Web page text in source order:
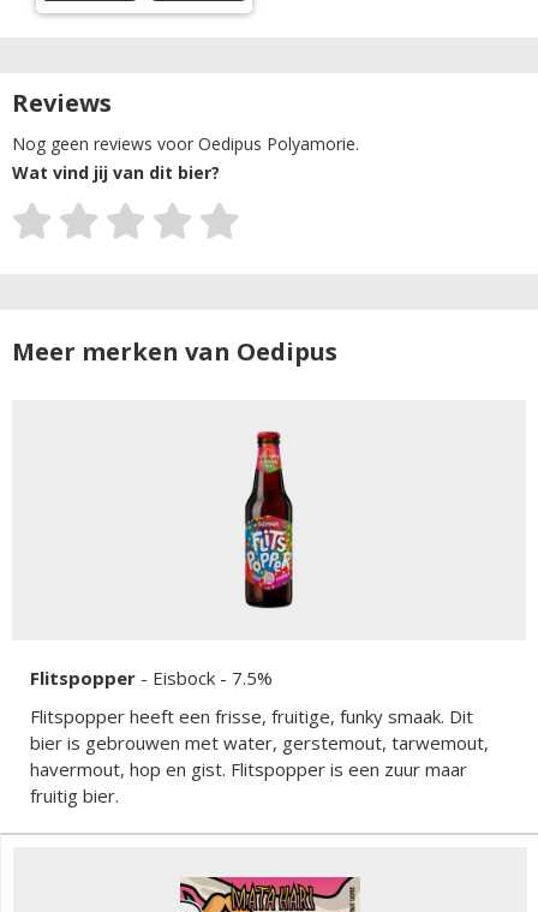
Reviews
Nog geen reviews voor Oedipus Polyamorie.
Wat vind jij van dit bier?
Meer merken van Oedipus
Flitspopper - Eisbock - 7.5%
Flitspopper heeft een frisse, fruitige, funky smaak. Dit
bier is gebrouwen met water, gerstemout, tarwemout,
havermout, hop en gist. Flitspopper is een zuur maar
fruitig bier.